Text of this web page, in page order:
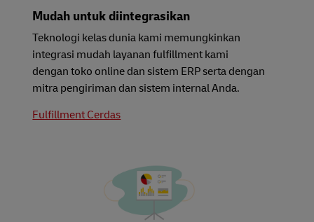
Mudah untuk diintegrasikan
Teknologi kelas dunia kami memungkinkan
integrasi mudah layanan fulfillment kami
dengan toko online dan sistem ERP serta dengan
mitra pengiriman dan sistem internal Anda.
Fulfillment Cerdas